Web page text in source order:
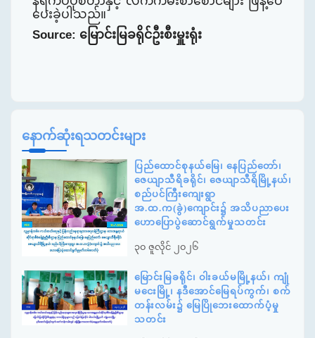
ပေးခဲ့ပါသည်။
Source: မြောင်းမြခရိုင်ဦးစီးမှူးရုံး
နောက်ဆုံးရသတင်းများ
ပြည်ထောင်စုနယ်မြေ၊ နေပြည်တော်၊
ဇေယျာသီရိခရိုင်၊ ဇေယျာသီရိမြို့နယ်၊
စည်ပင်ကြီးကျေးရွာ
အ.ထ.က(ခွဲ)ကျောင်း၌ အသိပညာပေး
ဟောပြောပွဲဆောင်ရွက်မှုသတင်း
၃၀ ဇူလိုင် ၂၀၂၆
မြောင်းမြခရိုင်၊ ဝါးခယ်မမြို့နယ်၊ ကျုံ
မငေးမြို့၊ နဒီအောင်မြေရပ်ကွက်၊ စက်
တန်းလမ်း၌ မြေပြိုဘေးထောက်ပံ့မှု
သတင်း